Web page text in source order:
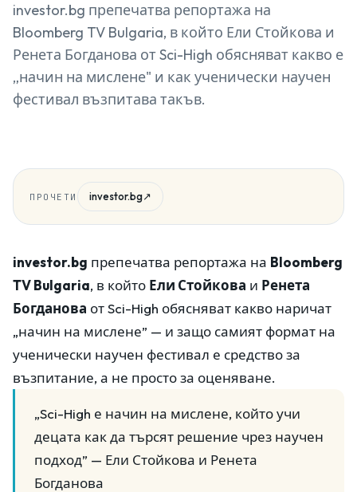
investor.bg препечатва репортажа на
Bloomberg TV Bulgaria, в който Ели Стойкова и
Ренета Богданова от Sci-High обясняват какво е
„начин на мислене" и как ученически научен
фестивал възпитава такъв.
ПРОЧЕТИ investor.bg↗
investor.bg препечатва репортажа на Bloomberg
TV Bulgaria, в който Ели Стойкова и Ренета
Богданова от Sci-High обясняват какво наричат
„начин на мислене” — и защо самият формат на
ученически научен фестивал е средство за
възпитание, а не просто за оценяване.
„Sci-High е начин на мислене, който учи
децата как да търсят решение чрез научен
подход” — Ели Стойкова и Ренета
Богданова